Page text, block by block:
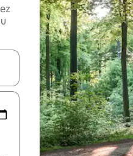
vers le haut et vers le bas